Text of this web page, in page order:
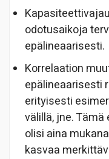
odotusaikoja
epälineaarisesti.
Korrelaation
epälineaarisesti
erityisesti
välillä, jne.
olisi aina
kasvaa